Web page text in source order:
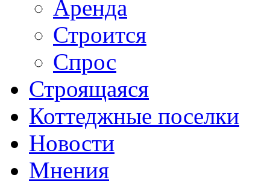
Аренда
Строится
Спрос
Строящаяся
Коттеджные поселки
Новости
Мнения